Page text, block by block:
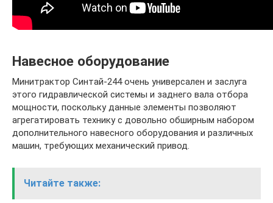
Навесное оборудование
Минитрактор Синтай-244 очень универсален и заслуга
этого гидравлической системы и заднего вала отбора
мощности, поскольку данные элементы позволяют
агрегатировать технику с довольно обширным набором
дополнительного навесного оборудования и различных
машин, требующих механический привод.
Читайте также: